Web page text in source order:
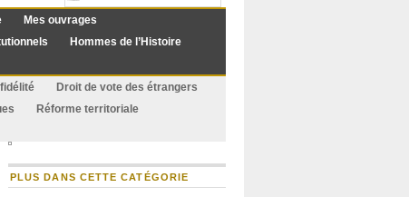
Mes ouvrages
Hommes de l’Histoire
Droit de vote des étrangers
Réforme territoriale
PLUS DANS CETTE CATÉGORIE